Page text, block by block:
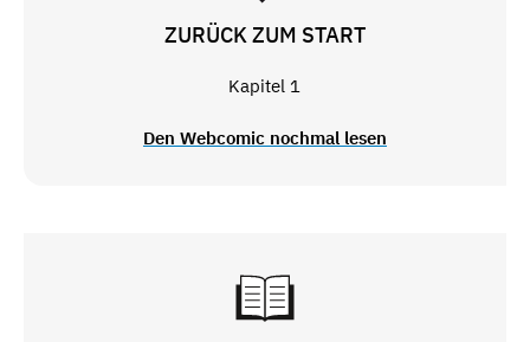
ZURÜCK ZUM START
Kapitel 1
Den Webcomic nochmal lesen